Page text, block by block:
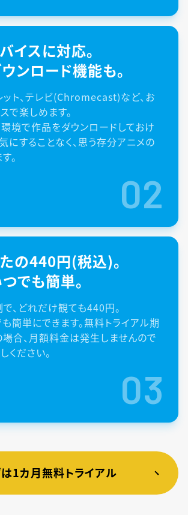
イスに対応。
ンロード機能も。
ット、テレビ(Chromecast)など、お
で楽しめます。
境で作品をダウンロードしておけ
にすることなく、思う存分アニメの
。
02
の440円(税込)。
でも簡単。
、どれだけ観ても440円。
簡単にできます。無料トライアル期
合、月額料金は発生しませんので
ください。
03
1カ月無料トライアル